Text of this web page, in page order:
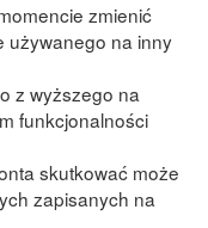
zmienić
używanego na inny
z wyższego na
funkcjonalności
skutkować może
zapisanych na